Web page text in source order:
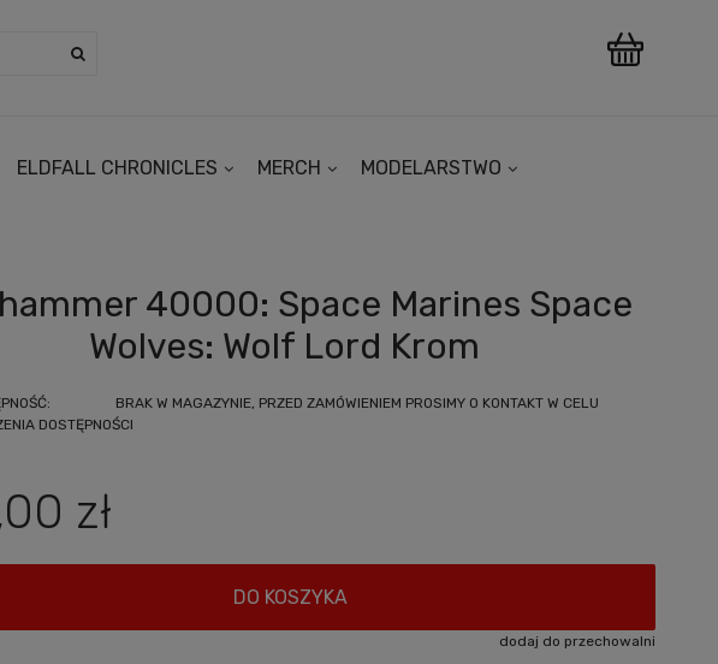
ELDFALL CHRONICLES MERCH MODELARSTWO
40000: Space Marines Space
Wolves: Wolf Lord Krom
BRAK W MAGAZYNIE, PRZED ZAMÓWIENIEM PROSIMY O KONTAKT W CELU
DOSTĘPNOŚCI
zł
DO KOSZYKA
dodaj do przechowalni